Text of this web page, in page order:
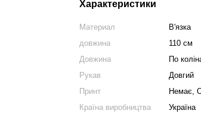
Характеристики
Материал
В'язка
довжина
110 см
Довжина
По
Рукав
Довгий
Принт
Немає,
Країна виробництва
Україна